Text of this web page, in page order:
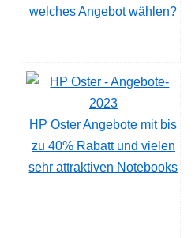
welches Angebot wählen?
HP Oster Angebote mit bis
zu 40% Rabatt und vielen
sehr attraktiven Notebooks